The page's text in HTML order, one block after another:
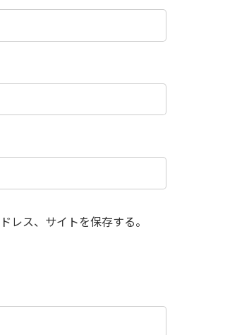
レス、サイトを保存する。